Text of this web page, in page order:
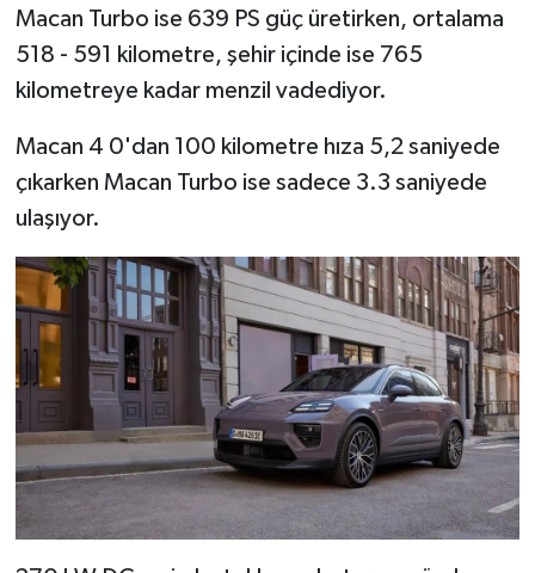
Macan Turbo ise 639 PS güç üretirken, ortalama
518 - 591 kilometre, şehir içinde ise 765
kilometreye kadar menzil vadediyor.
Macan 4 0'dan 100 kilometre hıza 5,2 saniyede
çıkarken Macan Turbo ise sadece 3.3 saniyede
ulaşıyor.